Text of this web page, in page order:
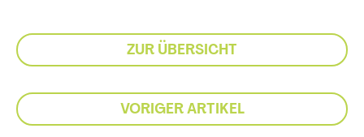
ZUR ÜBERSICHT
VORIGER ARTIKEL